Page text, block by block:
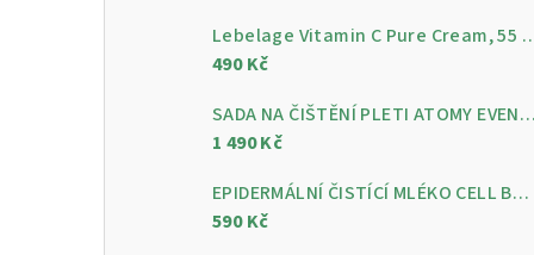
Lebelage Vitamin C Pure Cream, 55
490 Kč
SADA NA ČIŠTĚNÍ PLETI ATOMY EVENING CARE - 4 KROKY PRO ČISTOU A ZÁŘIVOU PLEŤ
1 490 Kč
EPIDERMÁLNÍ ČISTÍCÍ MLÉKO CELL BY CELL Epidermal Cleansing Milk 200 ml
590 Kč